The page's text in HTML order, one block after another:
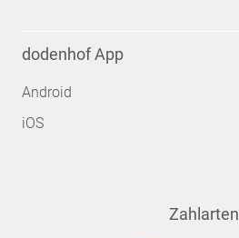
dodenhof App
Android
iOS
Zahlarten